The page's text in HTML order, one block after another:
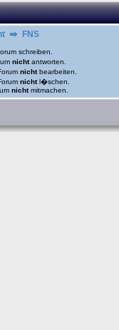
FNS
schreiben.
nichtantworten.
nichtbearbeiten.
nichtl�schen.
nichtmitmachen.